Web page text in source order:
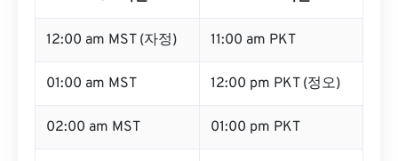
12:00 am MST (자정) 11:00 am PKT
01:00 am MST 12:00 pm PKT (정오)
02:00 am MST 01:00 pm PKT